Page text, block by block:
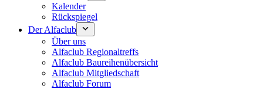
Kalender
Rückspiegel
Der Alfaclub
Über uns
Alfaclub Regionaltreffs
Alfaclub Baureihenübersicht
Alfaclub Mitgliedschaft
Alfaclub Forum